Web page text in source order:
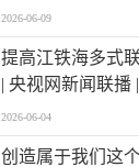
2026-06-09
提高江铁海多式
| 央视网新闻联播
西部陆海新通道
“加速度”
2026-06-04
创造属于我们这